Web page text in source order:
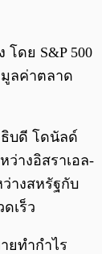
ดย S&P 500
มูลค่าตลาด
ธิบดี โดนัลด์
างอิสราเอล-
างสหรัฐกับ
เร็ว
ยทำกำไร